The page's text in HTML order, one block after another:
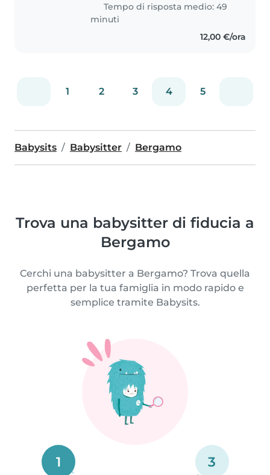
Tempo di risposta medio: 49
minuti
12,00 €/ora
1 2 3 4 5
Babysits Babysitter Bergamo
Trova una babysitter di fiducia a
Bergamo
Cerchi una babysitter a Bergamo? Trova quella
perfetta per la tua famiglia in modo rapido e
semplice tramite Babysits.
1 3